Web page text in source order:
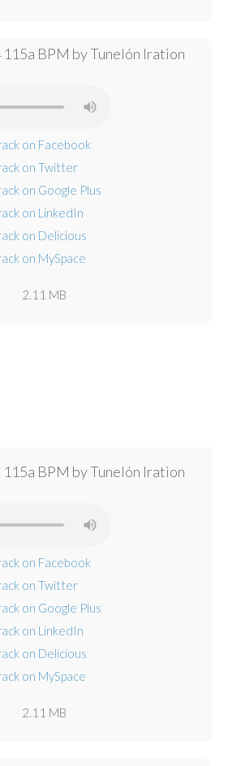
115a BPM by Tunelón Iration
2.11 MB
115a BPM by Tunelón Iration
2.11 MB